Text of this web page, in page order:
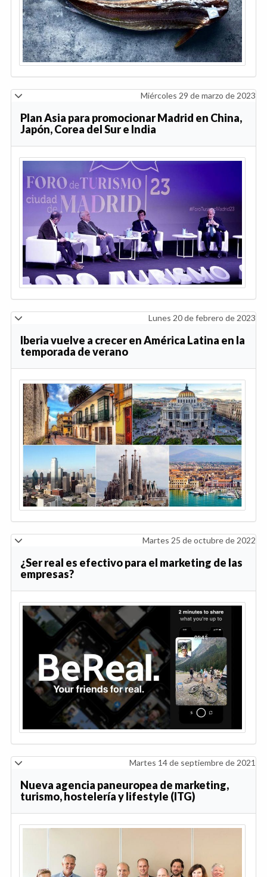
Miércoles 29 de marzo de 2023
Plan Asia para promocionar Madrid en China,
Japón, Corea del Sur e India
Lunes 20 de febrero de 2023
Iberia vuelve a crecer en América Latina en la
temporada de verano
Martes 25 de octubre de 2022
¿Ser real es efectivo para el marketing de las
empresas?
Martes 14 de septiembre de 2021
Nueva agencia paneuropea de marketing,
turismo, hostelería y lifestyle (ITG)